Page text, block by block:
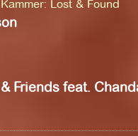
: Lost & Found
Friends feat.